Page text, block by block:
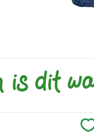
is dit